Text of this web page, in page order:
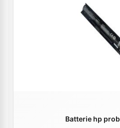
Batterie hp